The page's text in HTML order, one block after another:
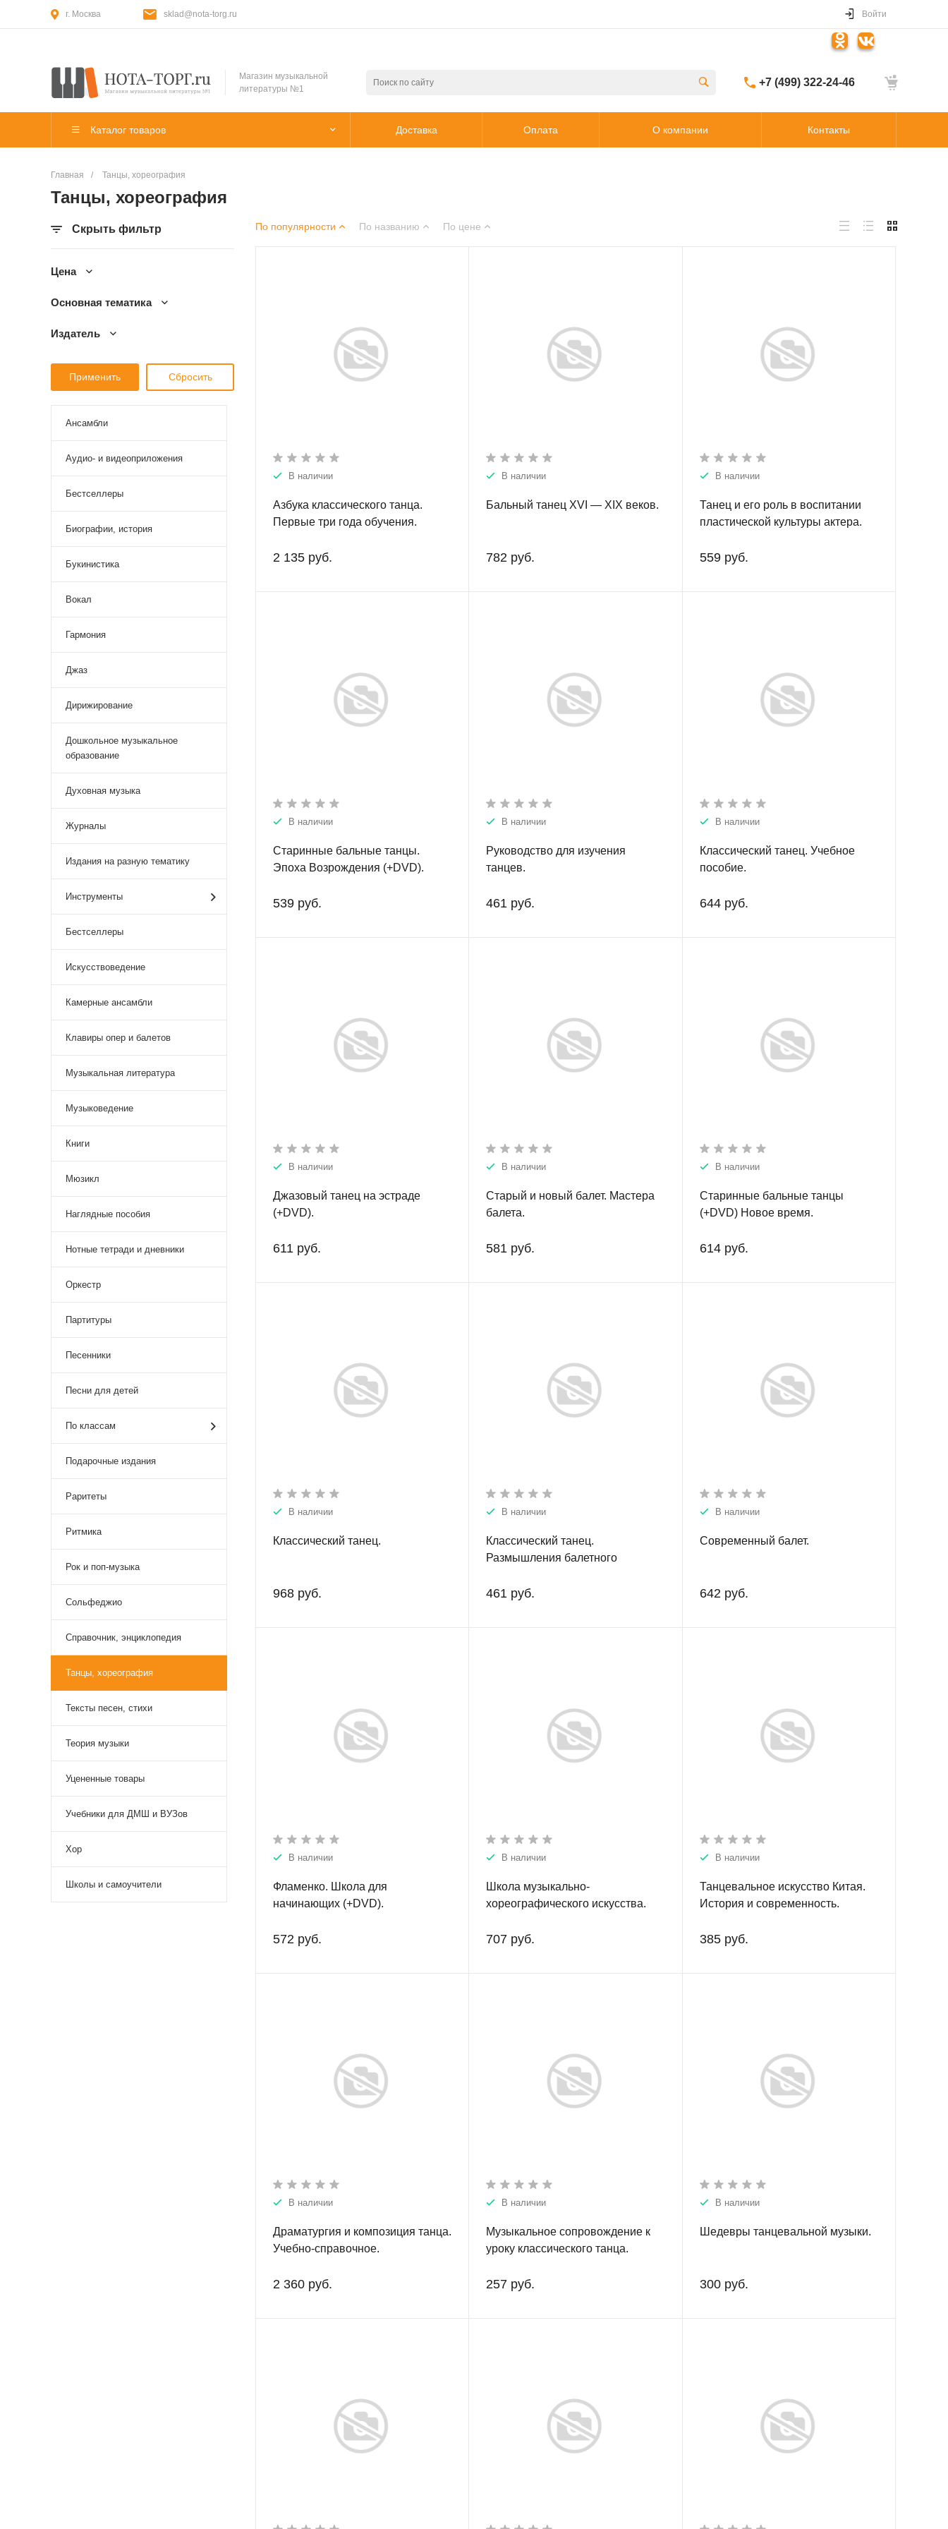
г. Москва sklad@nota-torg.ru Войти
Магазин музыкальной
литературы №1
+7 (499) 322-24-46
Каталог товаров Доставка Оплата О компании Контакты
Главная / Танцы, хореография
Танцы, хореография
Скрыть фильтр
Цена
Основная тематика
Издатель
Ансамбли
Аудио- и видеоприложения
Бестселлеры
Биографии, история
Букинистика
Вокал
Гармония
Джаз
Дирижирование
Дошкольное музыкальное
образование
Духовная музыка
Журналы
Издания на разную тематику
Инструменты
Бестселлеры
Искусствоведение
Камерные ансамбли
Клавиры опер и балетов
Музыкальная литература
Музыковедение
Книги
Мюзикл
Наглядные пособия
Нотные тетради и дневники
Оркестр
Партитуры
Песенники
Песни для детей
По классам
Подарочные издания
Раритеты
Ритмика
Рок и поп-музыка
Сольфеджио
Справочник, энциклопедия
Танцы, хореография
Тексты песен, стихи
Теория музыки
Уцененные товары
Учебники для ДМШ и ВУЗов
Хор
Школы и самоучители
По популярности По названию По цене
В наличии
Азбука классического танца.
Первые три года обучения.
2 135 руб.
В наличии
Бальный танец XVI — XIX веков.
782 руб.
В наличии
Танец и его роль в воспитании
пластической культуры актера.
559 руб.
В наличии
Старинные бальные танцы.
Эпоха Возрождения (+DVD).
539 руб.
В наличии
Руководство для изучения
танцев.
461 руб.
В наличии
Классический танец. Учебное
пособие.
644 руб.
В наличии
Джазовый танец на эстраде
(+DVD).
611 руб.
В наличии
Старый и новый балет. Мастера
балета.
581 руб.
В наличии
Старинные бальные танцы
(+DVD) Новое время.
614 руб.
В наличии
Классический танец.
968 руб.
В наличии
Классический танец.
Размышления балетного
461 руб.
В наличии
Современный балет.
642 руб.
В наличии
Фламенко. Школа для
начинающих (+DVD).
572 руб.
В наличии
Школа музыкально-
хореографического искусства.
707 руб.
В наличии
Танцевальное искусство Китая.
История и современность.
385 руб.
В наличии
Драматургия и композиция танца.
Учебно-справочное.
2 360 руб.
В наличии
Музыкальное сопровождение к
уроку классического танца.
257 руб.
В наличии
Шедевры танцевальной музыки.
300 руб.